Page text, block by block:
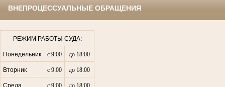
ВНЕПРОЦЕССУАЛЬНЫЕ ОБРАЩЕНИЯ
РЕЖИМ РАБОТЫ СУДА:
Понедельник с 9:00 до 18:00
Вторник с 9:00 до 18:00
Среда с 9:00 до 18:00